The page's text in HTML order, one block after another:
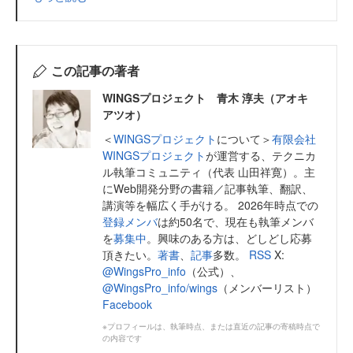
この記事の著者
WINGSプロジェクト 青木 淳夫（アオキ
アツオ）
＜WINGSプロジェクト について＞有限会社
WINGSプロジェクトが運営する、テクニカ
ル執筆コミュニティ（代表 山田祥寛）。主
にWeb開発分野の書籍／記事執筆、翻訳、
講演等を幅広く手がける。 2026年時点での
登録メンバは約50名で、現在も執筆メンバ
を募集中。興味のある方は、どしどし応募
頂きたい。 著書、 記事多数。 RSS X:
@WingsPro_info （公式）、
@WingsPro_info/wings （メンバーリスト）
Facebook
※プロフィールは、執筆時点、または直近の記事の寄稿時点で
の内容です